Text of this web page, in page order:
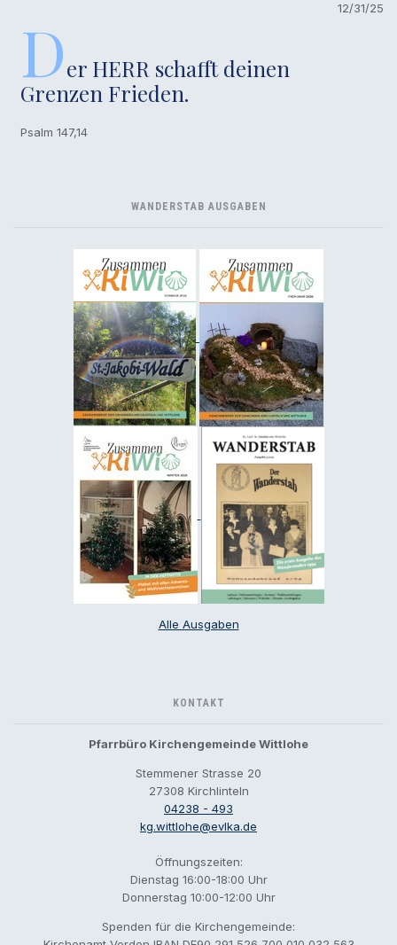
12/31/25
Der HERR schafft deinen
Grenzen Frieden.
Psalm 147,14
WANDERSTAB AUSGABEN
Alle Ausgaben
KONTAKT
Pfarrbüro Kirchengemeinde Wittlohe
Stemmener Strasse 20
27308 Kirchlinteln
04238 - 493
kg.wittlohe@evlka.de
Öffnungszeiten:
Dienstag 16:00-18:00 Uhr
Donnerstag 10:00-12:00 Uhr
Spenden für die Kirchengemeinde: